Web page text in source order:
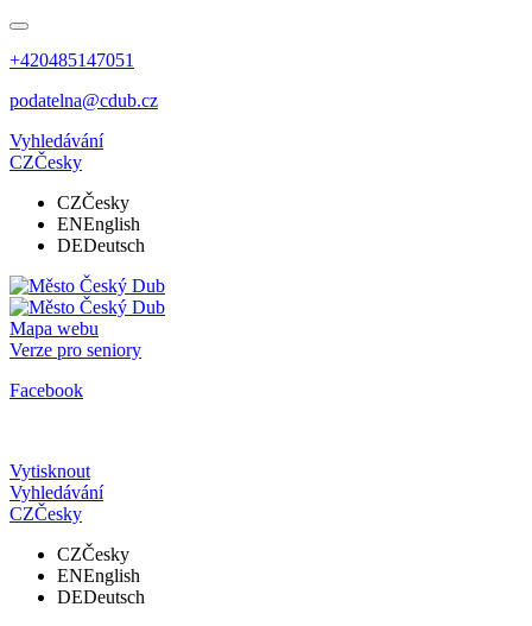
+420485147051
podatelna@cdub.cz
Vyhledávání
CZČesky
CZČesky
ENEnglish
DEDeutsch
Mapa webu
Verze pro seniory
Facebook
Vytisknout
Vyhledávání
CZČesky
CZČesky
ENEnglish
DEDeutsch